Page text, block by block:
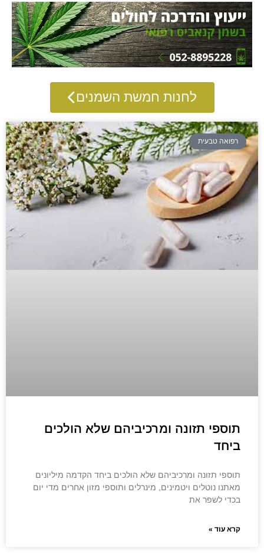
לחנות חמשת השמנים
רפואה טבעית
תוספי תזונה ומרכיביהם שלא הולכים
ביחד
תוספי תזונה ומרכיביהם שלא הולכים ביחד הקדמה מיליונים
מאתנו נוטלים ויטמינים, מינרלים ותוספי מזון אחרים מדי יום
בכדי לשפר את
קרא עוד »